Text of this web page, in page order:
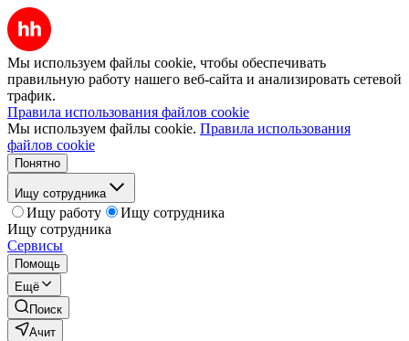
Мы используем файлы cookie, чтобы обеспечивать
правильную работу нашего веб-сайта и анализировать сетевой
трафик.
Правила использования файлов cookie
Мы используем файлы cookie. Правила использования
файлов cookie
Понятно
Ищу сотрудника
Ищу работу
Ищу сотрудника
Ищу сотрудника
Сервисы
Помощь
Ещё
Поиск
Ачит